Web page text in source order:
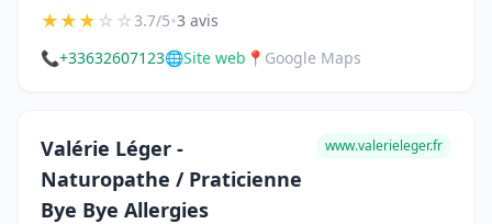
★★★☆☆3.7/5•3 avis
📞+33632607123🌐Site web 📍 Google Maps
Valérie Léger -
Naturopathe / Praticienne
Bye Bye Allergies
www.valerieleger.fr